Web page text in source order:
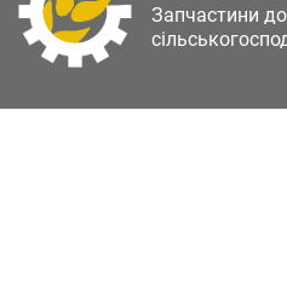
Запчастини